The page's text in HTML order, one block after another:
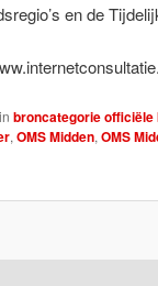
en de
broncategorie officiële
, OMS Midden, OMS